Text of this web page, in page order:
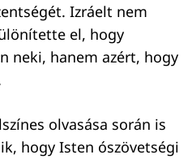
Izráelt nem
el, hogy
neki, hanem azért, hogy
olvasása során is
hogy Isten ószövetségi